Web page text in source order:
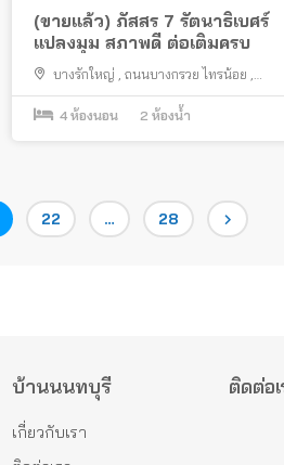
(ขายแล้ว) ภัสสร 7 รัตนาธิเบศร์
แปลงมุม สภาพดี ต่อเติมครบ
บางรักใหญ่ ถนนบางกรวย ไทรน้อย
บางบัวทอง
4 ห้องนอน 2 ห้องน้ำ
Page
22 … Page
28
บ้านนนทบุรี
เกี่ยวกับเรา
ติดต่อ